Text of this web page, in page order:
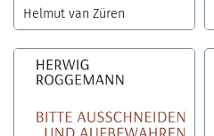
Helmut van Züren